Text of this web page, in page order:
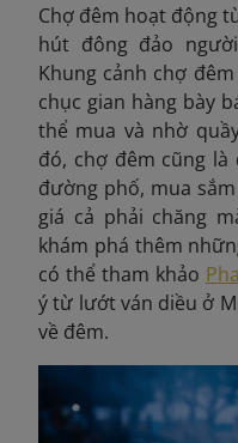
Chợ đêm hoạt động
hút đông đảo
Khung cảnh chợ
chục gian hàng bày
thể mua và nhờ
đó, chợ đêm cũng
đường phố, mua
giá cả phải chăng
khám phá thêm
có thể tham khảo
ý từ lướt ván diều ở
về đêm.